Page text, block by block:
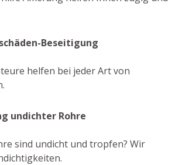
Beseitigung
helfen bei jeder Art von
undichter Rohre
sind undicht und tropfen? Wir